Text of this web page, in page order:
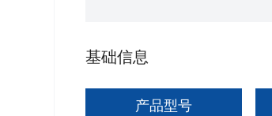
基础信息
产品型号